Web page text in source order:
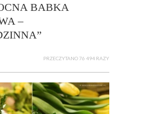
BABKA
–
PRZECZYTANO 76 494 RAZY